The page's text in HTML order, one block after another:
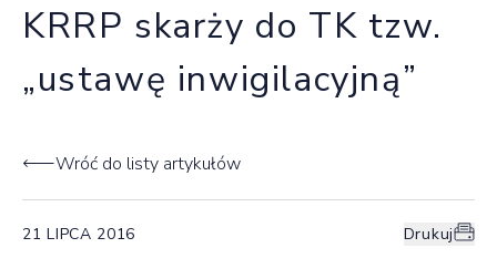
KRRP skarży do TK tzw.
„ustawę inwigilacyjną”
Wróć do listy artykułów
21 LIPCA 2016 Drukuj